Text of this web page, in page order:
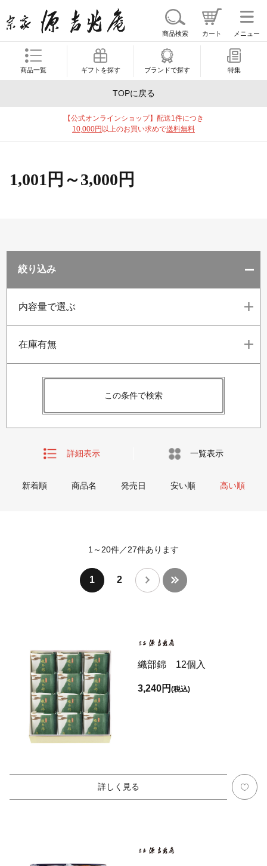
商品検索 カート メニュー
商品一覧 ギフトを探す ブランドで探す 特集
TOPに戻る
【公式オンラインショップ】配送1件につき
10,000円 以上のお買い求めで送料無料
1,001円～3,000円
絞り込み
内容量で選ぶ
在庫有無
この条件で検索
詳細表示 一覧表示
新着順 商品名 発売日 安い順 高い順
1～20件／27件あります
1 2
織部錦 12個入
3,240円(税込)
詳しく見る